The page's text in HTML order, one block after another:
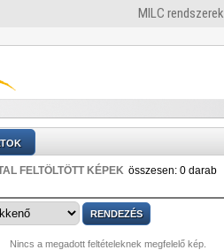
MILC rendszerek
FELTÖLTÖTT KÉPEK összesen: 0 darab
Nincs a megadott feltételeknek megfelelő kép.